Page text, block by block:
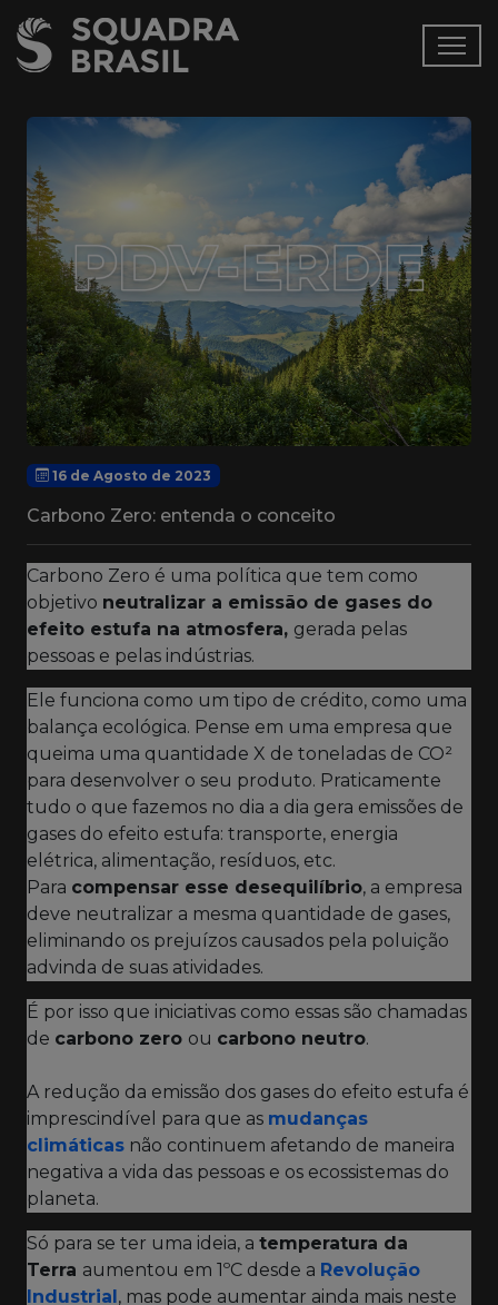
16 de Agosto de 2023
Carbono Zero: entenda o conceito
Carbono Zero é uma política que tem como
objetivo neutralizar a emissão de gases do
efeito estufa na atmosfera, gerada pelas
pessoas e pelas indústrias.
Ele funciona como um tipo de crédito, como uma
balança ecológica. Pense em uma empresa que
queima uma quantidade X de toneladas de CO²
para desenvolver o seu produto. Praticamente
tudo o que fazemos no dia a dia gera emissões de
gases do efeito estufa: transporte, energia
elétrica, alimentação, resíduos, etc.
Para compensar esse desequilíbrio, a empresa
deve neutralizar a mesma quantidade de gases,
eliminando os prejuízos causados pela poluição
advinda de suas atividades.
É por isso que iniciativas como essas são chamadas
de carbono zero ou carbono neutro.
A redução da emissão dos gases do efeito estufa é
imprescindível para que as mudanças
climáticas não continuem afetando de maneira
negativa a vida das pessoas e os ecossistemas do
planeta.
Só para se ter uma ideia, a temperatura da
Terra aumentou em 1ºC desde a Revolução
Industrial, mas pode aumentar ainda mais neste